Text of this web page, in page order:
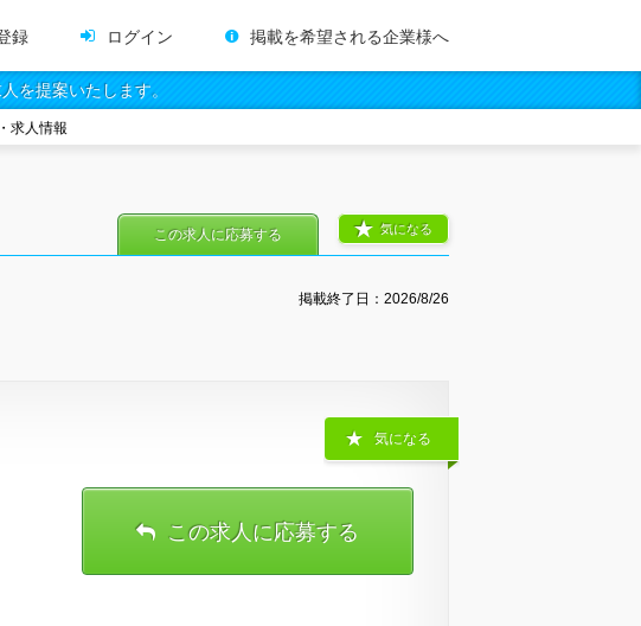
録 ログイン 掲載を希望される企業様へ
を提案いたします。
求人情報
掲載終了日： 2026/8/26
気になる
この求人に応募する
気になる
この求人に応募する